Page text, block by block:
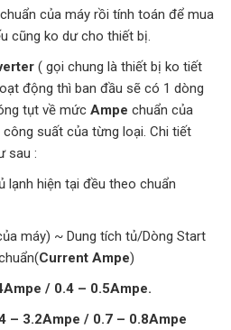
của máy rồi tính toán để mua
cũng ko dư cho thiết bị.
( gọi chung là thiết bị ko tiết
động thì ban đầu sẽ có 1 dòng
tụt về mức Ampe chuẩn của
suất của từng loại. Chi tiết
sau :
lạnh hiện tại đều theo chuẩn
máy) ~ Dung tích tủ/Dòng Start
Current Ampe)
/ 0.4 – 0.5Ampe.
– 3.2Ampe / 0.7 – 0.8Ampe